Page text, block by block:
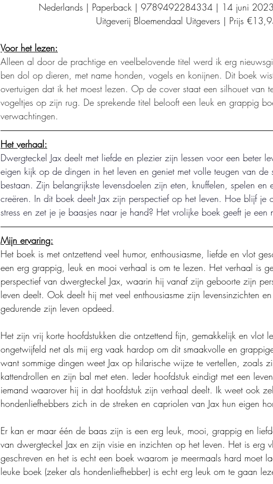
Nederlands | Paperback | 9789492284334 | 14 juni
Uitgeverij Bloemendaal Uitgevers | Prijs
Voor het lezen:
Alleen al door de prachtige en veelbelovende titel werd ik erg
ben dol op dieren, met name honden, vogels en konijnen. Dit boek
overtuigen dat ik het moest lezen. Op de cover staat een silhouet van
vogeltjes op zijn rug. De sprekende titel belooft een leuk en grappig
verwachtingen.
Het verhaal:
Dwergteckel Jax deelt met liefde en plezier zijn lessen voor een beter
eigen kijk op de dingen in het leven en geniet met volle teugen van de
bestaan. Zijn belangrijkste levensdoelen zijn eten, knuffelen, spelen en
creëren. In dit boek deelt Jax zijn perspectief op het leven. Hoe blijf je
stress en zet je je baasjes naar je hand? Het vrolijke boek geeft je een
Mijn ervaring:
Het boek is met ontzettend veel humor, enthousiasme, liefde en vlot
een erg grappig, leuk en mooi verhaal is om te lezen. Het verhaal is
perspectief van dwergteckel Jax, waarin hij vanaf zijn geboorte zijn
leven deelt. Ook deelt hij met veel enthousiasme zijn levensinzichten
gedurende zijn leven opdeed.
Het zijn vrij korte hoofdstukken die ontzettend fijn, gemakkelijk en vlot
ongetwijfeld net als mij erg vaak hardop om dit smaakvolle en
want sommige dingen weet Jax op hilarische wijze te vertellen, zoals
kattendrollen en zijn bal met eten. Ieder hoofdstuk eindigt met een
iemand waarover hij in dat hoofdstuk zijn verhaal deelt. Ik weet ook
hondenliefhebbers zich in de streken en capriolen van Jax hun eigen
Er kan er maar één de baas zijn is een erg leuk, mooi, grappig en
van dwergteckel Jax en zijn visie en inzichten op het leven. Het is erg
geschreven en het is echt een boek waarom je meermaals hard moet
leuke boek (zeker als hondenliefhebber) is echt erg leuk om te gaan